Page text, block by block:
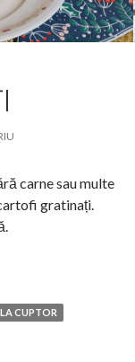
carne sau multe
gratinați.
CUPTOR